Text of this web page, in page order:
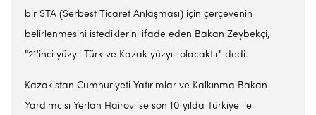
bir STA (Serbest Ticaret Anlaşması) için çerçevenin
belirlenmesini istediklerini ifade eden Bakan Zeybekçi,
"21'inci yüzyıl Türk ve Kazak yüzyılı olacaktır" dedi.
Kazakistan Cumhuriyeti Yatırımlar ve Kalkınma Bakan
Yardımcısı Yerlan Hairov ise son 10 yılda Türkiye ile